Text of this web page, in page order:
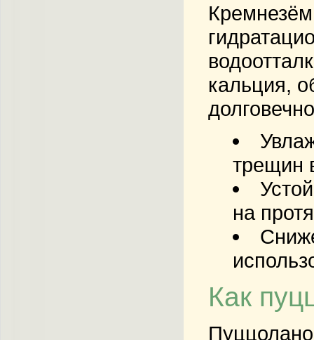
кальция,
трещин
на
Как